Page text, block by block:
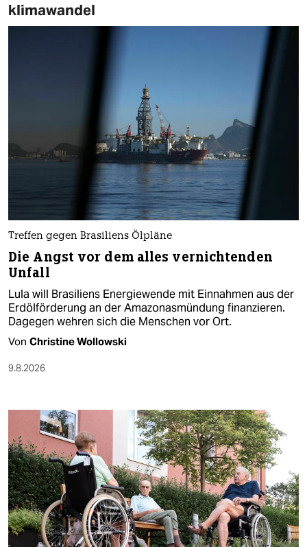
klimawandel
Treffen gegen Brasiliens Ölpläne
Die Angst vor dem alles vernichtenden
Unfall
Lula will Brasiliens Energiewende mit Einnahmen aus der
Erdölförderung an der Amazonasmündung finanzieren.
Dagegen wehren sich die Menschen vor Ort.
Von Christine Wollowski
9.8.2026